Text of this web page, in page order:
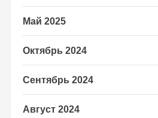
Май 2025
Октябрь 2024
Сентябрь 2024
Август 2024